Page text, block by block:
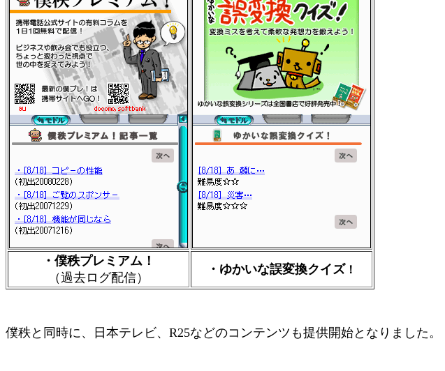
・僕秩プレミアム！
（過去ログ配信）
・ゆかいな誤変換クイズ ！
僕秩と同時に、日本テレビ、R25などのコンテンツも提供開始となりました。